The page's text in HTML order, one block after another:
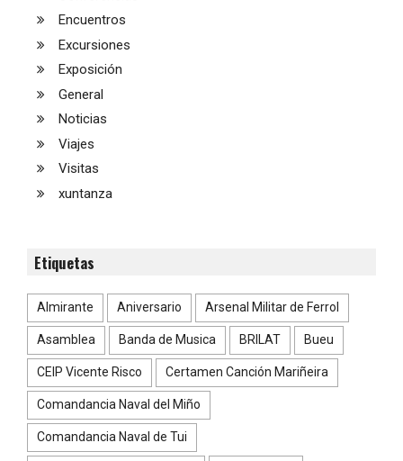
Encuentros
Excursiones
Exposición
General
Noticias
Viajes
Visitas
xuntanza
Etiquetas
Almirante Aniversario Arsenal Militar de Ferrol
Asamblea Banda de Musica BRILAT Bueu
CEIP Vicente Risco Certamen Canción Mariñeira
Comandancia Naval del Miño
Comandancia Naval de Tui